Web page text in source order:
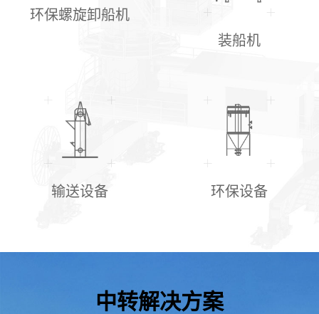
环保螺旋卸船机
装船机
输送设备 环保设备
中转解决方案